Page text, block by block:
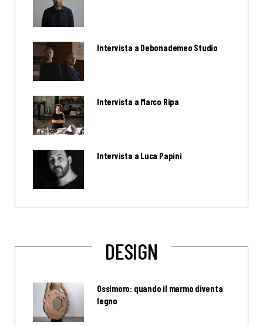
Intervista a Debonademeo Studio
Intervista a Marco Ripa
Intervista a Luca Papini
DESIGN
Ossimoro: quando il marmo diventa
legno